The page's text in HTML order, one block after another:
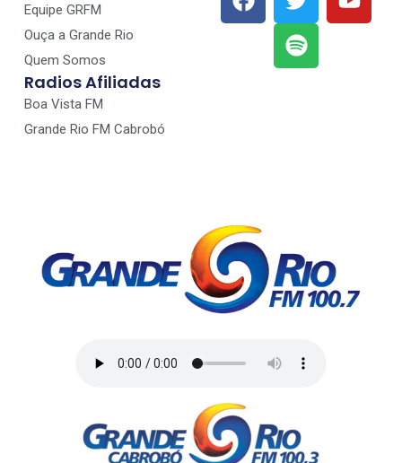
Equipe GRFM
Ouça a Grande Rio
Quem Somos
Radios Afiliadas
Boa Vista FM
Grande Rio FM Cabrobó